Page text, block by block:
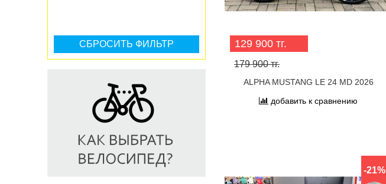
129 900 тг.
179 900 тг.
ALPHA MUSTANG LE 24 MD 2026
добавить к сравнению
-21%